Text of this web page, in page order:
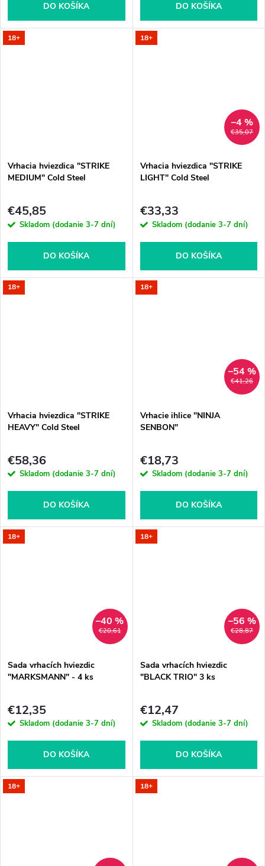
DO KOŠÍKA DO KOŠÍKA
18+
Vrhacia hviezdica "STRIKE
MEDIUM" Cold Steel
€45,85
Skladom (dodanie 3-7 dní)
DO KOŠÍKA
18+
€35,07
–4 %
Vrhacia hviezdica "STRIKE
LIGHT" Cold Steel
€33,33
Skladom (dodanie 3-7 dní)
DO KOŠÍKA
18+
Vrhacia hviezdica "STRIKE
HEAVY" Cold Steel
€58,36
Skladom (dodanie 3-7 dní)
DO KOŠÍKA
18+
€41,26
–54 %
Vrhacie ihlice "NINJA
SENBON"
€18,73
Skladom (dodanie 3-7 dní)
DO KOŠÍKA
18+
€20,61
–40 %
Sada vrhacích hviezdic
"MARKSMANN" - 4 ks
€12,35
Skladom (dodanie 3-7 dní)
DO KOŠÍKA
18+
€28,87
–56 %
Sada vrhacích hviezdic
"BLACK TRIO" 3 ks
€12,47
Skladom (dodanie 3-7 dní)
DO KOŠÍKA
18+ 18+